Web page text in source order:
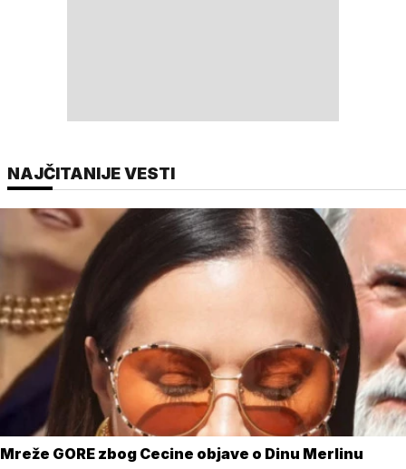
NAJČITANIJE VESTI
Mreže GORE zbog Cecine objave o Dinu Merlinu